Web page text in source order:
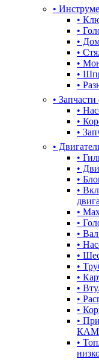
•
•
•
•
•
•
•
•
•
•
•
•
•
•
•
•
•
•
•
•
•
•
•
•
•
•
•
•
•